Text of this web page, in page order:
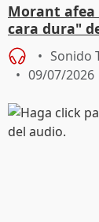
Morant afea
cara dura"
laboral
Sonido
09/07/2026